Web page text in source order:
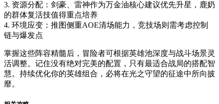
3. 资源分配：剑豪、雷神作为万金油核心建议优先升星，鹿奶
的群体复活技值得重点培养
4. 环境应变：推图侧重AOE清场能力，竞技场则需考虑控制
链与爆发点
掌握这些阵容精髓后，冒险者可根据英雄池深度与战斗场景灵
活调整。记住没有绝对完美的配置，只有最适合战局的搭配智
慧。持续优化你的英雄组合，必将在光之守望的征途中所向披
靡。